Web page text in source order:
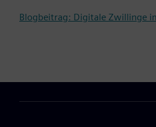
Blogbeitrag: Digitale Zwillinge